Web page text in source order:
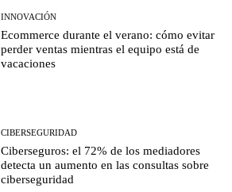
INNOVACIÓN
Ecommerce durante el verano: cómo evitar
perder ventas mientras el equipo está de
vacaciones
CIBERSEGURIDAD
Ciberseguros: el 72% de los mediadores
detecta un aumento en las consultas sobre
ciberseguridad